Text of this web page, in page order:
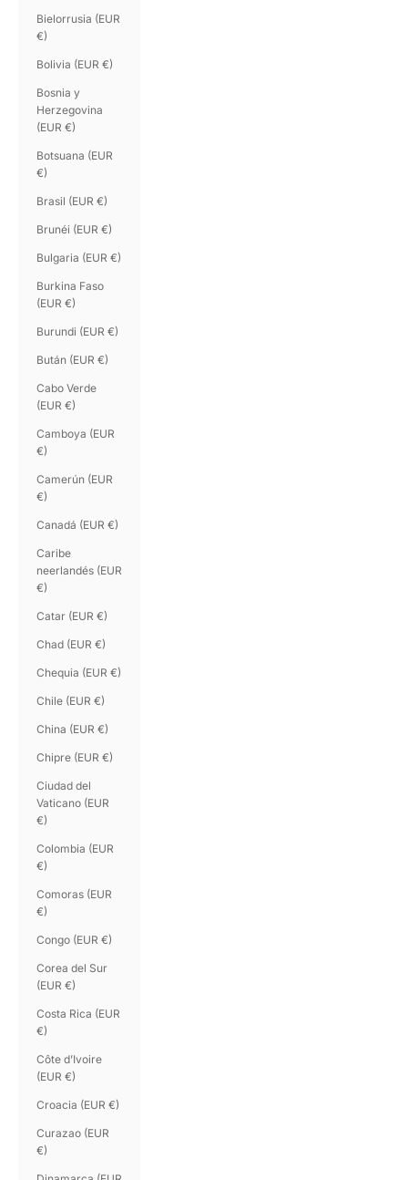
Bielorrusia (EUR
€)
Bolivia (EUR €)
Bosnia y
Herzegovina
(EUR €)
Botsuana (EUR
€)
Brasil (EUR €)
Brunéi (EUR €)
Bulgaria (EUR €)
Burkina Faso
(EUR €)
Burundi (EUR €)
Bután (EUR €)
Cabo Verde
(EUR €)
Camboya (EUR
€)
Camerún (EUR
€)
Canadá (EUR €)
Caribe
neerlandés (EUR
€)
Catar (EUR €)
Chad (EUR €)
Chequia (EUR €)
Chile (EUR €)
China (EUR €)
Chipre (EUR €)
Ciudad del
Vaticano (EUR
€)
Colombia (EUR
€)
Comoras (EUR
€)
Congo (EUR €)
Corea del Sur
(EUR €)
Costa Rica (EUR
€)
Côte d’Ivoire
(EUR €)
Croacia (EUR €)
Curazao (EUR
€)